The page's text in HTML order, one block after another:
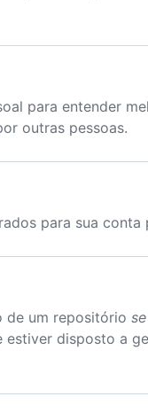
para entender
outras pessoas.
para sua conta
de um repositório se
disposto a